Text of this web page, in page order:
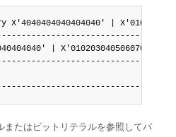
X'4040404040404040' |
+
| X'0102030405060708' |
+
|
+
またはビットリテラルを参照してバ